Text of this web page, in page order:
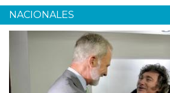
NACIONALES